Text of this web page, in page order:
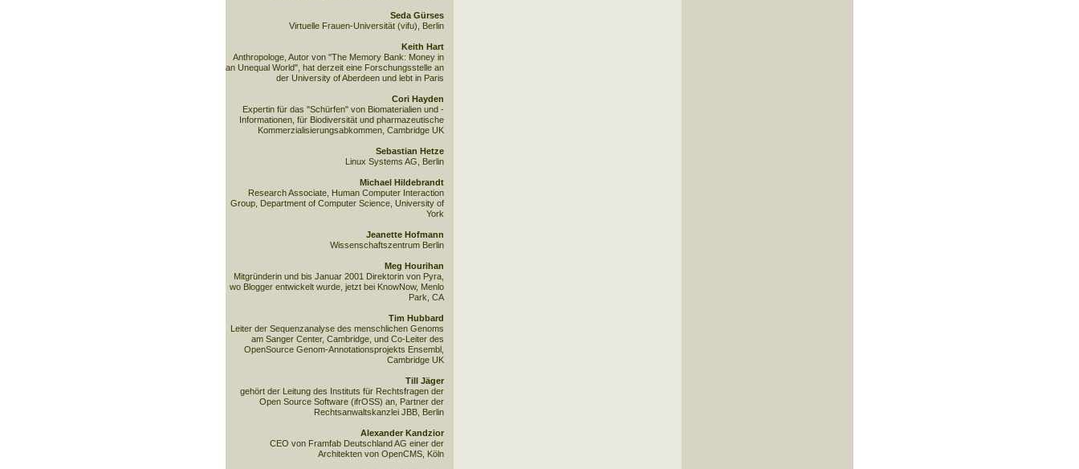
Seda Gürses
Virtuelle Frauen-Universität (vifu), Berlin
Keith Hart
Anthropologe, Autor von "The Memory Bank: Money in
an Unequal World", hat derzeit eine Forschungsstelle an
der University of Aberdeen und lebt in Paris
Cori Hayden
Expertin für das "Schürfen" von Biomaterialien und -
Informationen, für Biodiversität und pharmazeutische
Kommerzialisierungsabkommen, Cambridge UK
Sebastian Hetze
Linux Systems AG, Berlin
Michael Hildebrandt
Research Associate, Human Computer Interaction
Group, Department of Computer Science, University of
York
Jeanette Hofmann
Wissenschaftszentrum Berlin
Meg Hourihan
Mitgründerin und bis Januar 2001 Direktorin von Pyra,
wo Blogger entwickelt wurde, jetzt bei KnowNow, Menlo
Park, CA
Tim Hubbard
Leiter der Sequenzanalyse des menschlichen Genoms
am Sanger Center, Cambridge, und Co-Leiter des
OpenSource Genom-Annotationsprojekts Ensembl,
Cambridge UK
Till Jäger
gehört der Leitung des Instituts für Rechtsfragen der
Open Source Software (ifrOSS) an, Partner der
Rechtsanwaltskanzlei JBB, Berlin
Alexander Kandzior
CEO von Framfab Deutschland AG einer der
Architekten von OpenCMS, Köln